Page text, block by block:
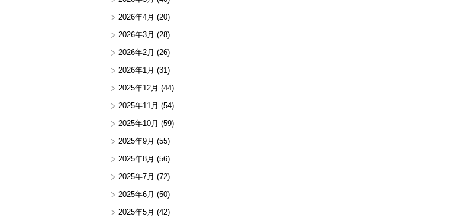
2026年4月 (20)
2026年3月 (28)
2026年2月 (26)
2026年1月 (31)
2025年12月 (44)
2025年11月 (54)
2025年10月 (59)
2025年9月 (55)
2025年8月 (56)
2025年7月 (72)
2025年6月 (50)
2025年5月 (42)